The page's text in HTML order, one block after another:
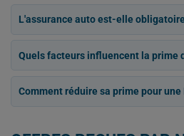
L'assurance auto est-elle
Quels facteurs influencent la prime
Comment réduire sa prime pour une